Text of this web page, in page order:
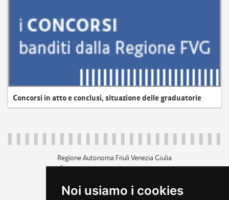
Noi usiamo i cookies
Concorsi in atto e conclusi, situazione delle graduatorie
Regione Autonoma Friuli Venezia Giulia
c.f. 80014930327; p.iva 00526040324
+39 040 3771111